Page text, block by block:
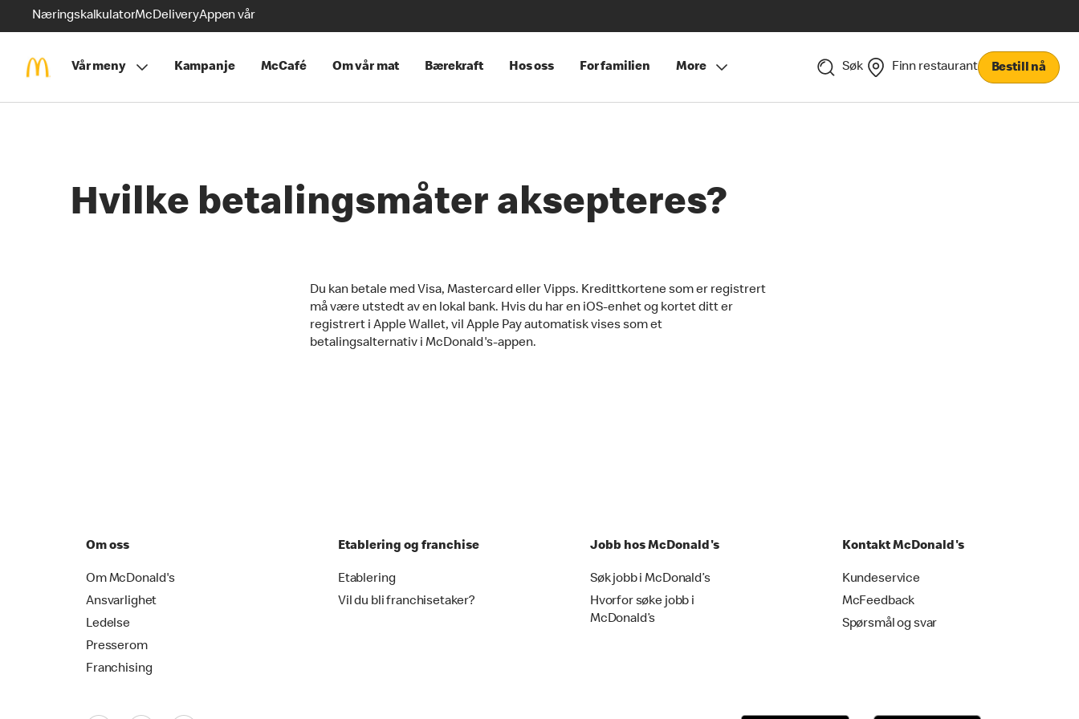
NæringskalkulatorMcDeliveryAppen vår
Vår meny Kampanje McCafé Om vår mat Bærekraft Hos oss For familien More Søk Finn restaurant Bestill nå
Hvilke betalingsmåter aksepteres?
Du kan betale med Visa, Mastercard eller Vipps. Kredittkortene som er registrert
må være utstedt av en lokal bank. Hvis du har en iOS-enhet og kortet ditt er
registrert i Apple Wallet, vil Apple Pay automatisk vises som et
betalingsalternativ i McDonald's-appen.
Om oss
Om McDonald's
Ansvarlighet
Ledelse
Presserom
Franchising
Etablering og franchise
Etablering
Vil du bli franchisetaker?
Jobb hos McDonald's
Søk jobb i McDonald’s
Hvorfor søke jobb i
McDonald’s
Kontakt McDonald's
Kundeservice
McFeedback
Spørsmål og svar